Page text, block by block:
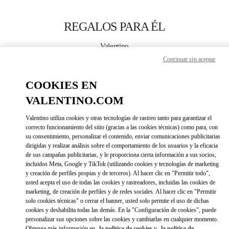
REGALOS PARA ÉL
Valentino
Paris Galeries Lafayette Men's Bags
APPELLE MAINTENANT
Link Opens in New Tab
COOKIES EN
VALENTINO.COM
Valentino utiliza cookies y otras tecnologías de rastreo tanto para garantizar el
correcto funcionamiento del sitio (gracias a las cookies técnicas) como para, con
su consentimiento, personalizar el contenido, enviar comunicaciones publicitarias
dirigidas y realizar análisis sobre el comportamiento de los usuarios y la eficacia
de sus campañas publicitarias, y le proporciona cierta información a sus socios,
incluidos Meta, Google y TikTok (utilizando cookies y tecnologías de marketing
y creación de perfiles propias y de terceros). Al hacer clic en "Permitir todo",
usted acepta el uso de todas las cookies y rastreadores, incluidas las cookies de
marketing, de creación de perfiles y de redes sociales. Al hacer clic en "Permitir
solo cookies técnicas" o cerrar el banner, usted solo permite el uso de dichas
cookies y deshabilita todas las demás. En la "Configuración de cookies", puede
personalizar sus opciones sobre las cookies y cambiarlas en cualquier momento.
Continuar sin aceptar